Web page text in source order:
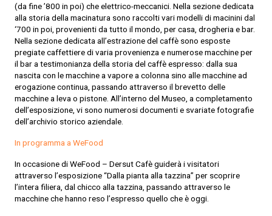
(da fine ’800 in poi) che elettrico-meccanici. Nella sezione dedicata
alla storia della macinatura sono raccolti vari modelli di macinini dal
‘700 in poi, provenienti da tutto il mondo, per casa, drogheria e bar.
Nella sezione dedicata all’estrazione del caffè sono esposte
pregiate caffettiere di varia provenienza e numerose macchine per
il bar a testimonianza della storia del caffè espresso: dalla sua
nascita con le macchine a vapore a colonna sino alle macchine ad
erogazione continua, passando attraverso il brevetto delle
macchine a leva o pistone. All’interno del Museo, a completamento
dell’esposizione, vi sono numerosi documenti e svariate fotografie
dell’archivio storico aziendale.
In programma a WeFood
In occasione di WeFood – Dersut Cafè guiderà i visitatori
attraverso l’esposizione“Dalla pianta alla tazzina” per scoprire
l’intera filiera, dal chicco alla tazzina, passando attraverso le
macchine che hanno reso l’espresso quello che è oggi.